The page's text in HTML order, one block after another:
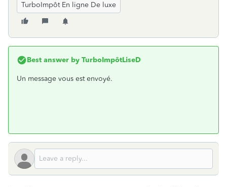
TurboImpôt En ligne De luxe
Best answer by TurboImpôtLiseD
Un message vous est envoyé.